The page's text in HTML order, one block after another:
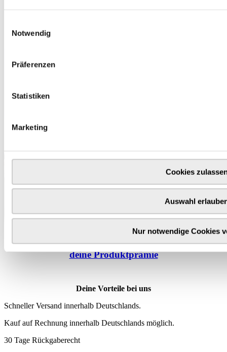
Notwendig
Präferenzen
Statistiken
Marketing
Cookies
Auswahl
Nur notwendige Cookies
Wählehier
deine Produktprämie
Deine Vorteile bei uns
Schneller Versand innerhalb Deutschlands.
Kauf auf Rechnung innerhalb Deutschlands möglich.
30 Tage Rückgaberecht